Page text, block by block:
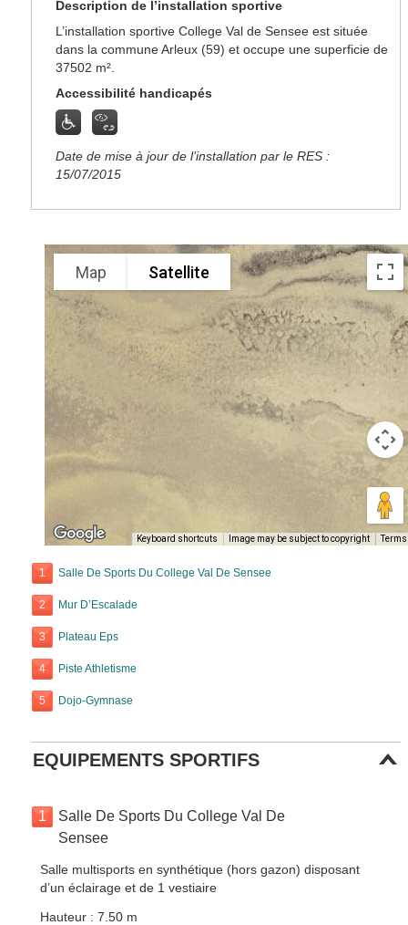
Description de l’installation sportive
L’installation sportive College Val de Sensee est située
dans la commune Arleux (59) et occupe une superficie de
37502 m².
Accessibilité handicapés
Date de mise à jour de l’installation par le RES :
15/07/2015
Map Satellite
Keyboard shortcuts Image may be subject to copyright Terms
1 Salle De Sports Du College Val De Sensee
2 Mur D’Escalade
3 Plateau Eps
4 Piste Athletisme
5 Dojo-Gymnase
EQUIPEMENTS SPORTIFS
1
Salle De Sports Du College Val De
Sensee
Salle multisports en synthétique (hors gazon) disposant
d’un éclairage et de 1 vestiaire
Hauteur : 7.50 m